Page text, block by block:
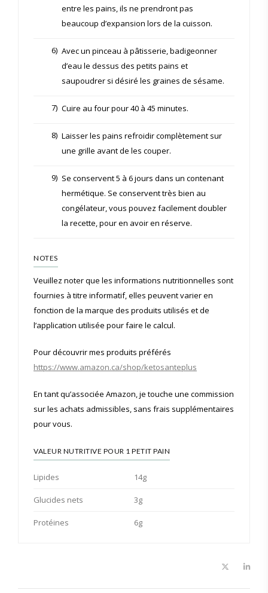
entre les pains, ils ne prendront pas
beaucoup d’expansion lors de la cuisson.
6) Avec un pinceau à pâtisserie, badigeonner
d’eau le dessus des petits pains et
saupoudrer si désiré les graines de sésame.
7) Cuire au four pour 40 à 45 minutes.
8) Laisser les pains refroidir complètement sur
une grille avant de les couper.
9) Se conservent 5 à 6 jours dans un contenant
hermétique. Se conservent très bien au
congélateur, vous pouvez facilement doubler
la recette, pour en avoir en réserve.
NOTES
Veuillez noter que les informations nutritionnelles sont
fournies à titre informatif, elles peuvent varier en
fonction de la marque des produits utilisés et de
l’application utilisée pour faire le calcul.
Pour découvrir mes produits préférés
https://www.amazon.ca/shop/ketosanteplus
En tant qu’associée Amazon, je touche une commission
sur les achats admissibles, sans frais supplémentaires
pour vous.
VALEUR NUTRITIVE POUR 1 PETIT PAIN
Lipides 14g
Glucides nets 3g
Protéines 6g